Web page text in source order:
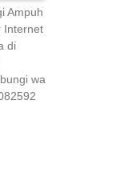
Ampuh
Internet
di
wa